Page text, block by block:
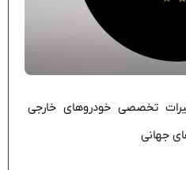
تخصصی خودروهای خارجی
جهانی